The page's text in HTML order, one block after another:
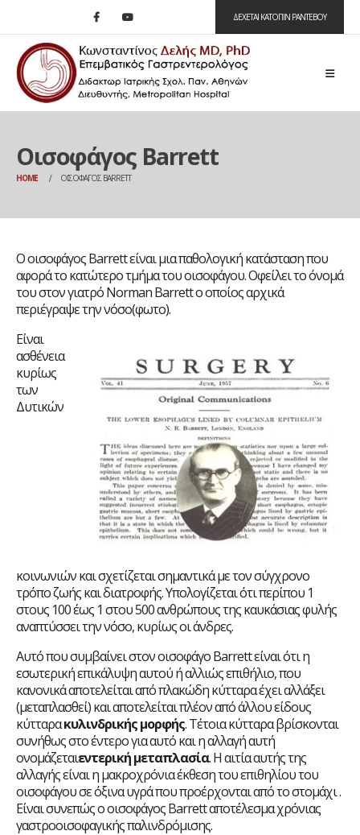
ΔΕΧΕΤΑΙ ΚΑΤΟΠΙΝ ΡΑΝΤΕΒΟΥ
Οισοφάγος Barrett
HOME ΟΙΣΟΦΆΓΟΣ BARRETT
Ο οισοφάγος Barrett είναι μια παθολογική κατάσταση που
αφορά το κατώτερο τμήμα του οισοφάγου. Οφείλει το όνομά
του στον γιατρό Norman Barrett ο οποίος αρχικά
περιέγραψε την νόσο(φωτο).
Είναι
ασθένεια
κυρίως
των
Δυτικών
κοινωνιών και σχετίζεται σημαντικά με τον σύγχρονο
τρόπο ζωής και διατροφής. Υπολογίζεται ότι περίπου 1
στους 100 έως 1 στου 500 ανθρώπους της καυκάσιας φυλής
αναπτύσσει την νόσο, κυρίως οι άνδρες.
Αυτό που συμβαίνει στον οισοφάγο Barrett είναι ότι η
εσωτερική επικάλυψη αυτού ή αλλιώς επιθήλιο, που
κανονικά αποτελείται από πλακώδη κύτταρα έχει αλλάξει
(μεταπλασθεί) και αποτελείται πλέον από άλλου είδους
κύτταρακυλινδρικής μορφής. Τέτοια κύτταρα βρίσκονται
συνήθως στο έντερο για αυτό και η αλλαγή αυτή
ονομάζεταιεντερική μεταπλασία. Η αιτία αυτής της
αλλαγής είναι η μακροχρόνια έκθεση του επιθηλίου του
οισοφάγου σε όξινα υγρά που προέρχονται από το στομάχι .
Είναι συνεπώς ο οισοφάγος Barrett αποτέλεσμα χρόνιας
γαστροοισοφαγικής παλινδρόμισης.